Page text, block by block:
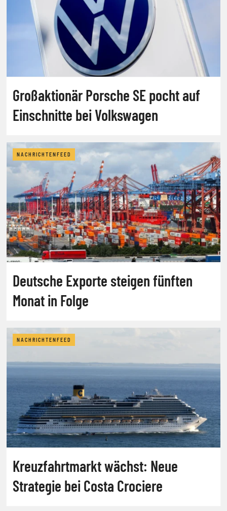
Großaktionär Porsche SE pocht auf
Einschnitte bei Volkswagen
NACHRICHTENFEED
Deutsche Exporte steigen fünften
Monat in Folge
NACHRICHTENFEED
Kreuzfahrtmarkt wächst: Neue
Strategie bei Costa Crociere